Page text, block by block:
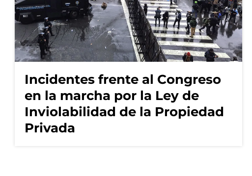
Incidentes frente al Congreso
en la marcha por la Ley de
Inviolabilidad de la Propiedad
Privada